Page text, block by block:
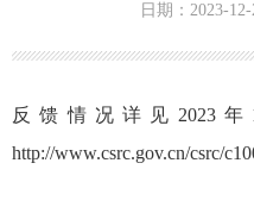
日期：2023-
反馈情况详见2023
http://www.csrc.gov.cn/csrc/